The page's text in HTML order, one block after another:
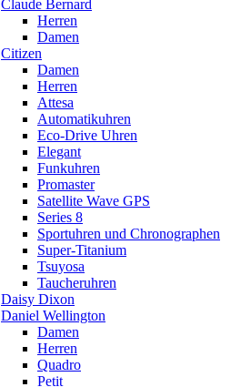
Claude Bernard
Herren
Damen
Citizen
Damen
Herren
Attesa
Automatikuhren
Eco-Drive Uhren
Elegant
Funkuhren
Promaster
Satellite Wave GPS
Series 8
Sportuhren und Chronographen
Super-Titanium
Tsuyosa
Taucheruhren
Daisy Dixon
Daniel Wellington
Damen
Herren
Quadro
Petit